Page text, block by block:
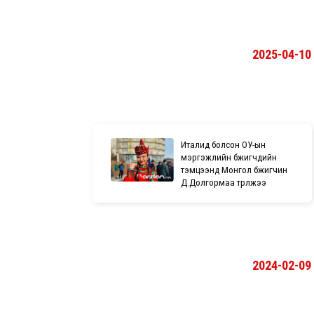
2025-04-10
Италид болсон ОУ-ын
мэргэжлийн бүжигчдийн
тэмцээнд Монгол бүжигчин
Д.Долгормаа түрүүлжээ
2024-02-09